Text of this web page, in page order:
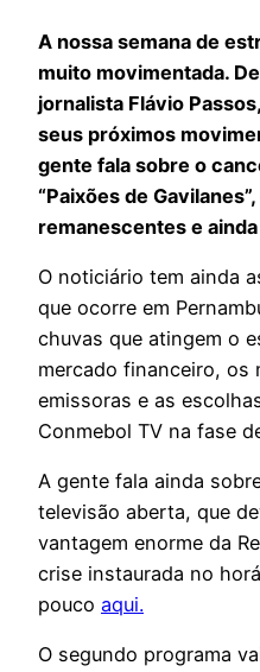
A nossa semana de
muito movimentada.
jornalista Flávio
seus próximos
gente fala sobre o
“Paixões de
remanescentes e
O noticiário tem ainda
que ocorre em
chuvas que atingem o
mercado financeiro, os
emissoras e as
Conmebol TV na fase
A gente fala ainda
televisão aberta, que
vantagem enorme da
crise instaurada no
pouco aqui.
O segundo programa